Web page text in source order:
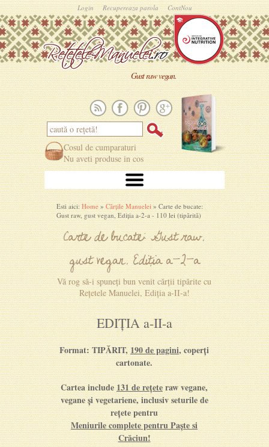
Login Recupereaza parola ContNou
Gust raw vegan.
Cosul de cumparaturi
Nu aveti produse in cos
Esti aici:Home»Cărțile Manuelei» Carte de bucate:
Gust raw, gust vegan, Ediția a-2-a - 110 lei (tipărită)
Carte de bucate: Gust raw,
gust vegan, Ediția a-2-a
Vă rog să-i spuneți bun venit cărții tipărite cu
Rețetele Manuelei, Ediția a-II-a!
EDIȚIA a-II-a
Format: TIPĂRIT,190 de pagini, coperți
cartonate.
Cartea include131 de rețeteraw vegane,
vegane și vegetariene, inclusiv seturile de
rețete pentru
Meniurile complete pentru Paște si
Crăciun!